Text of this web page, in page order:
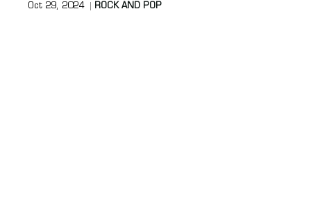
Oct 29, 2024 ROCK AND POP